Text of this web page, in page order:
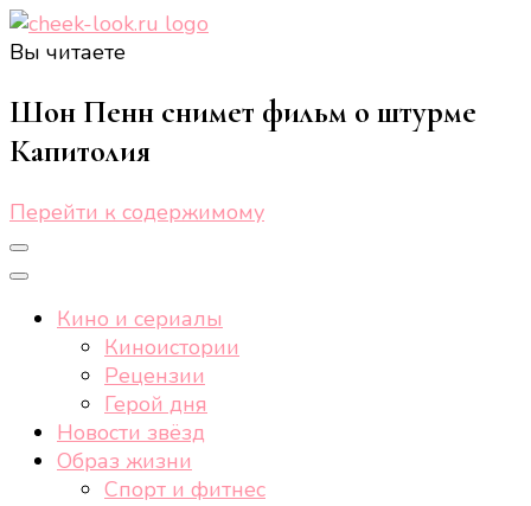
здоровом образе жизни, спорте, стиле, отдыхе и
еде.
Вы читаете
Шон Пенн снимет фильм о штурме
Капитолия
Перейти к содержимому
Кино и сериалы
Киноистории
Рецензии
Герой дня
Новости звёзд
Образ жизни
Спорт и фитнес